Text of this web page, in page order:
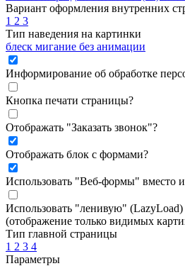
Вариант оформления внутренних
1 2 3
Тип наведения на картинки
блеск мигание без анимации
Информирование об обработке
Кнопка печати страницы?
Отображать "Заказать звонок"?
Отображать блок с формами?
Использовать "Веб-формы" вместо
Использовать "ленивую"
(отображение только видимых
Тип главной страницы
1 2 3 4
Параметры